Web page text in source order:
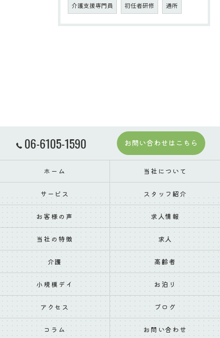
介護支援専門員 初任者研修 通所
06-6105-1590 お問い合わせはこちら
ホーム 当社について
サービス スタッフ紹介
お客様の声 求人情報
当社の特徴 求人
介護 高齢者
小規模デイ お泊り
アクセス ブログ
コラム お問い合わせ